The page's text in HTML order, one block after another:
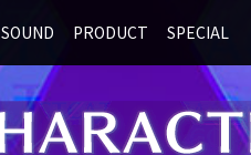
SOUND PRODUCT SPECIAL